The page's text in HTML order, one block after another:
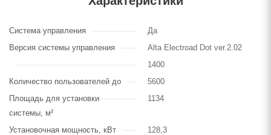
Система управления
Да
Версия системы управления
Alta Electroad Dot ver.2.02
1400
Количество пользователей до
5600
Площадь для установки
системы, м²
1134
Установочная мощность, кВт
128,3